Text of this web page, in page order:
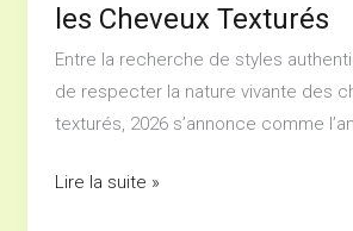
les Cheveux Texturés
Entre la recherche de styles
de respecter la nature vivante des
texturés, 2026 s’annonce comme
Lire la suite »